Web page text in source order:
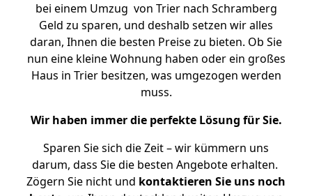
bei einem Umzug von Trier nach Schramberg
Geld zu sparen, und deshalb setzen wir alles
daran, Ihnen die besten Preise zu bieten. Ob Sie
nun eine kleine Wohnung haben oder ein großes
Haus in Trier besitzen, was umgezogen werden
muss.
Wir haben immer die perfekte Lösung für Sie.
Sparen Sie sich die Zeit – wir kümmern uns
darum, dass Sie die besten Angebote erhalten.
Zögern Sie nicht und kontaktieren Sie uns noch